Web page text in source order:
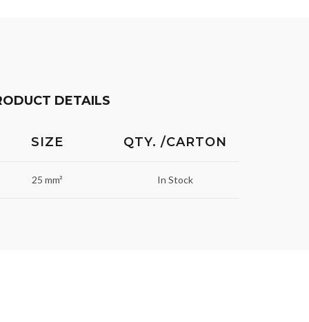
DETAILS
SIZE QTY. /CARTON
25 mm² In Stock